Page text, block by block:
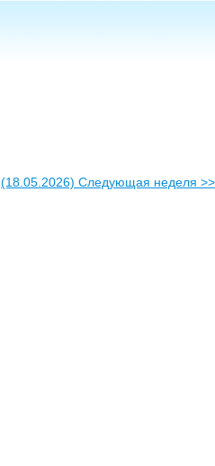
(18.05.2026) Следующая неделя >>